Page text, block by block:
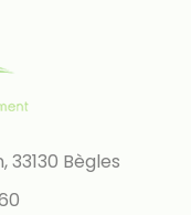
33130 Bègles